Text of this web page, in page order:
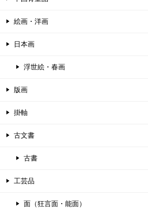
絵画・洋画
日本画
浮世絵・春画
版画
掛軸
古文書
古書
工芸品
面（狂言面・能面）